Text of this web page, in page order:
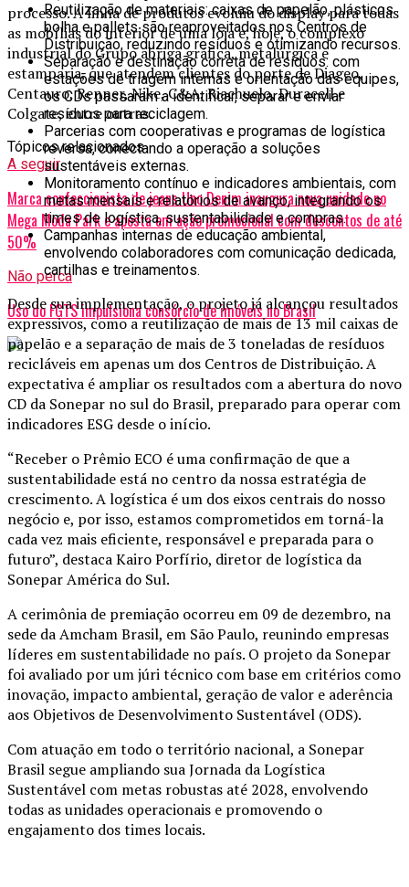
processo. A linha de produtos evoluiu do display para todas
as mobílias do interior de uma loja e, hoje, o complexo
industrial do Grupo abriga gráfica, metalúrgica e
estamparia, que atendem clientes do porte de Diageo,
Centauro, Renner, Nike, C&A, Riachuelo, Duracell e
Colgate, entre outras.
Tópicos relacionados
A seguir
Marca confeccionista de jeans Uno Denim inaugura nova unidade no
Mega Moda Park e aposta em ação promocional com descontos de até
50%
Não perca
Uso do FGTS impulsiona consórcio de imóveis no Brasil
Reutilização de materiais: caixas de papelão, plásticos
bolha e pallets são reaproveitados nos Centros de
Distribuição, reduzindo resíduos e otimizando recursos.
Separação e destinação correta de resíduos: com
estações de triagem internas e orientação das equipes,
os CDs passaram a identificar, separar e enviar
resíduos para reciclagem.
Parcerias com cooperativas e programas de logística
reversa, conectando a operação a soluções
sustentáveis externas.
Monitoramento contínuo e indicadores ambientais, com
metas mensais e relatórios de avanço, integrando os
times de logística, sustentabilidade e compras.
Campanhas internas de educação ambiental,
envolvendo colaboradores com comunicação dedicada,
cartilhas e treinamentos.
Desde sua implementação, o projeto já alcançou resultados
expressivos, como a reutilização de mais de 13 mil caixas de
papelão e a separação de mais de 3 toneladas de resíduos
recicláveis em apenas um dos Centros de Distribuição. A
expectativa é ampliar os resultados com a abertura do novo
CD da Sonepar no sul do Brasil, preparado para operar com
indicadores ESG desde o início.
“Receber o Prêmio ECO é uma confirmação de que a
sustentabilidade está no centro da nossa estratégia de
crescimento. A logística é um dos eixos centrais do nosso
negócio e, por isso, estamos comprometidos em torná-la
cada vez mais eficiente, responsável e preparada para o
futuro”, destaca Kairo Porfírio, diretor de logística da
Sonepar América do Sul.
A cerimônia de premiação ocorreu em 09 de dezembro, na
sede da Amcham Brasil, em São Paulo, reunindo empresas
líderes em sustentabilidade no país. O projeto da Sonepar
foi avaliado por um júri técnico com base em critérios como
inovação, impacto ambiental, geração de valor e aderência
aos Objetivos de Desenvolvimento Sustentável (ODS).
Com atuação em todo o território nacional, a Sonepar
Brasil segue ampliando sua Jornada da Logística
Sustentável com metas robustas até 2028, envolvendo
todas as unidades operacionais e promovendo o
engajamento dos times locais.